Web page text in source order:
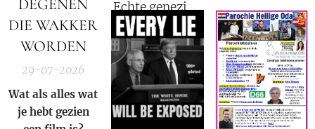
DEGENEN
DIE WAKKER
WORDEN
29-07-2026
Wat als alles wat
je hebt gezien
Echte genezing
laat emoties
stromen. We
mogen niet
langer meer
zwijgen!
kunnen blijven
verspreiden in
Nederland,
België en in de
rest van de
wereld.